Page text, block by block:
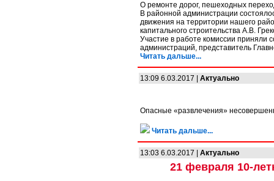
О ремонте дорог, пешеходных
В районной администрации
движения на территории нашего
капитального строительства А.В.
Участие в работе комиссии приняли
администраций, представитель
Читать дальше...
13:09 6.03.2017 | Актуально
Опасные «развлечения»
Читать дальше...
13:03 6.03.2017 | Актуально
21 февраля 10-